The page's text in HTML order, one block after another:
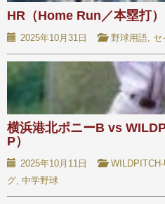
HR（Home Run／本塁打）
2025年10月31日 野球用語, セ
横浜港北ポニーB vs
P）
2025年10月11日
グ, 中学野球